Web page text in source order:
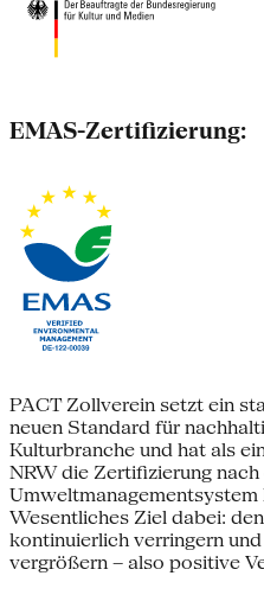
EMAS-Zertifizierung:
PACT Zollverein setzt ein
neuen Standard für
Kulturbranche und hat als
NRW die Zertifizierung
Umweltmanagementsystem
Wesentliches Ziel dabei:
kontinuierlich verringern
vergrößern – also positive